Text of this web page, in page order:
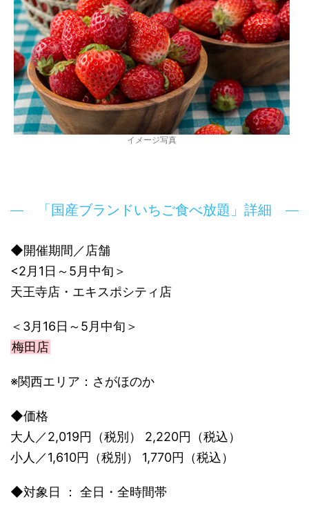
イメージ写真
「国産ブランドいちご食べ放題」詳細
◆開催期間／店舗
<2月1日～5月中旬＞
天王寺店・エキスポシティ店
＜3月16日～5月中旬＞
梅田店
※関西エリア：さがほのか
◆価格
大人／2,019円（税別） 2,220円（税込）
小人／1,610円（税別） 1,770円（税込）
◆対象日 ： 全日・全時間帯